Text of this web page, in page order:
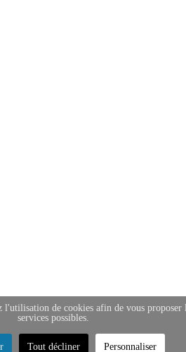
l'utilisation de cookies afin de vous proposer
services possibles.
Tout décliner Personnaliser